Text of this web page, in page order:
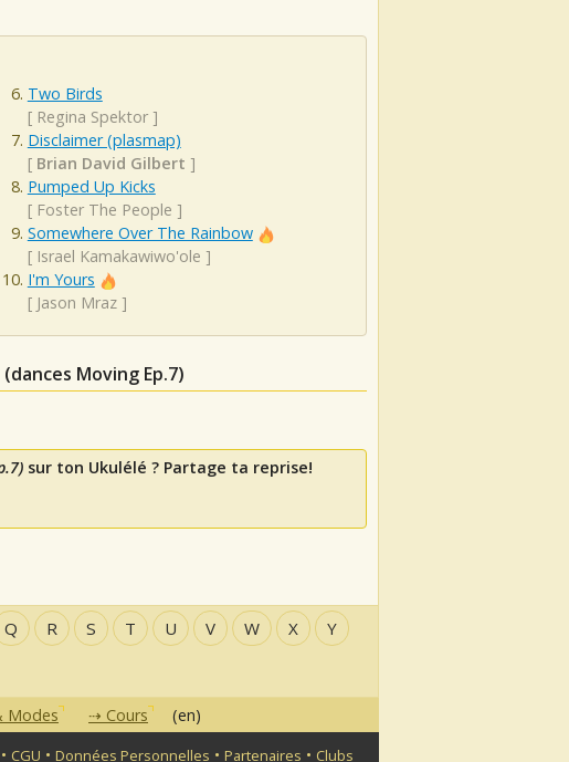
Two Birds
[ Regina Spektor]
Disclaimer (plasmap)
[ Brian David Gilbert ]
Pumped Up Kicks
[ Foster The People ]
Somewhere Over The Rainbow
[ Israel Kamakawiwo'ole ]
I'm Yours
[ Jason Mraz]
Moving Ep.7)
sur ton Ukulélé ? Partage ta reprise!
Q R S T U V W X Y
Modes Cours
(en)
CGU • Données Personnelles • Partenaires • Clubs